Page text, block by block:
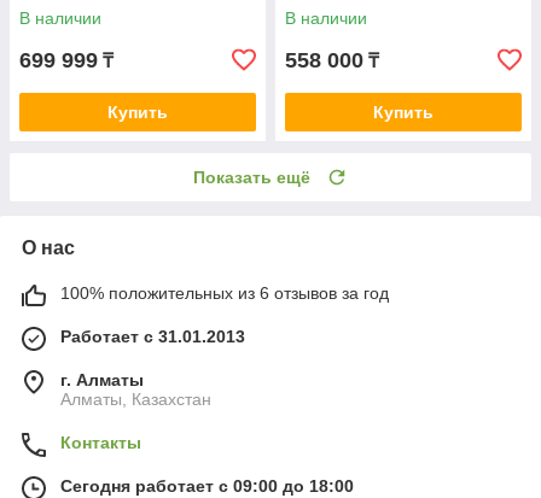
В наличии
699 999 ₸
Купить
DDR5 / SSD 1024 ГБ /
Windows 11 Pro
В наличии
558 000 ₸
Купить
Показать ещё
О нас
100% положительных из 6 отзывов за год
Работает с 31.01.2013
г. Алматы
Алматы, Казахстан
Контакты
Сегодня работает с 09:00 до 18:00